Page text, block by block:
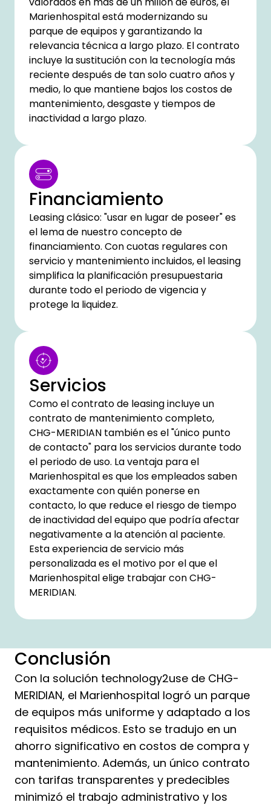
Marienhospital está modernizando su
parque de equipos y garantizando la
relevancia técnica a largo plazo. El contrato
incluye la sustitución con la tecnología más
reciente después de tan solo cuatro años y
medio, lo que mantiene bajos los costos de
mantenimiento, desgaste y tiempos de
inactividad a largo plazo.
Financiamiento
Leasing clásico: "usar en lugar de poseer" es
el lema de nuestro concepto de
financiamiento. Con cuotas regulares con
servicio y mantenimiento incluidos, el leasing
simplifica la planificación presupuestaria
durante todo el periodo de vigencia y
protege la liquidez.
Servicios
Como el contrato de leasing incluye un
contrato de mantenimiento completo,
CHG-MERIDIAN también es el "único punto
de contacto" para los servicios durante todo
el periodo de uso. La ventaja para el
Marienhospital es que los empleados saben
exactamente con quién ponerse en
contacto, lo que reduce el riesgo de tiempo
de inactividad del equipo que podría afectar
negativamente a la atención al paciente.
Esta experiencia de servicio más
personalizada es el motivo por el que el
Marienhospital elige trabajar con CHG-
MERIDIAN.
Conclusión
Con la solución technology2use de CHG-
MERIDIAN, el Marienhospital logró un parque
de equipos más uniforme y adaptado a los
requisitos médicos. Esto se tradujo en un
ahorro significativo en costos de compra y
mantenimiento. Además, un único contrato
con tarifas transparentes y predecibles
minimizó el trabajo administrativo y los